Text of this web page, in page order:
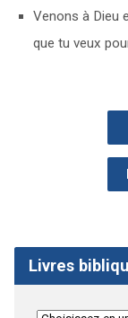
Venons à Dieu
que tu veux
Livres